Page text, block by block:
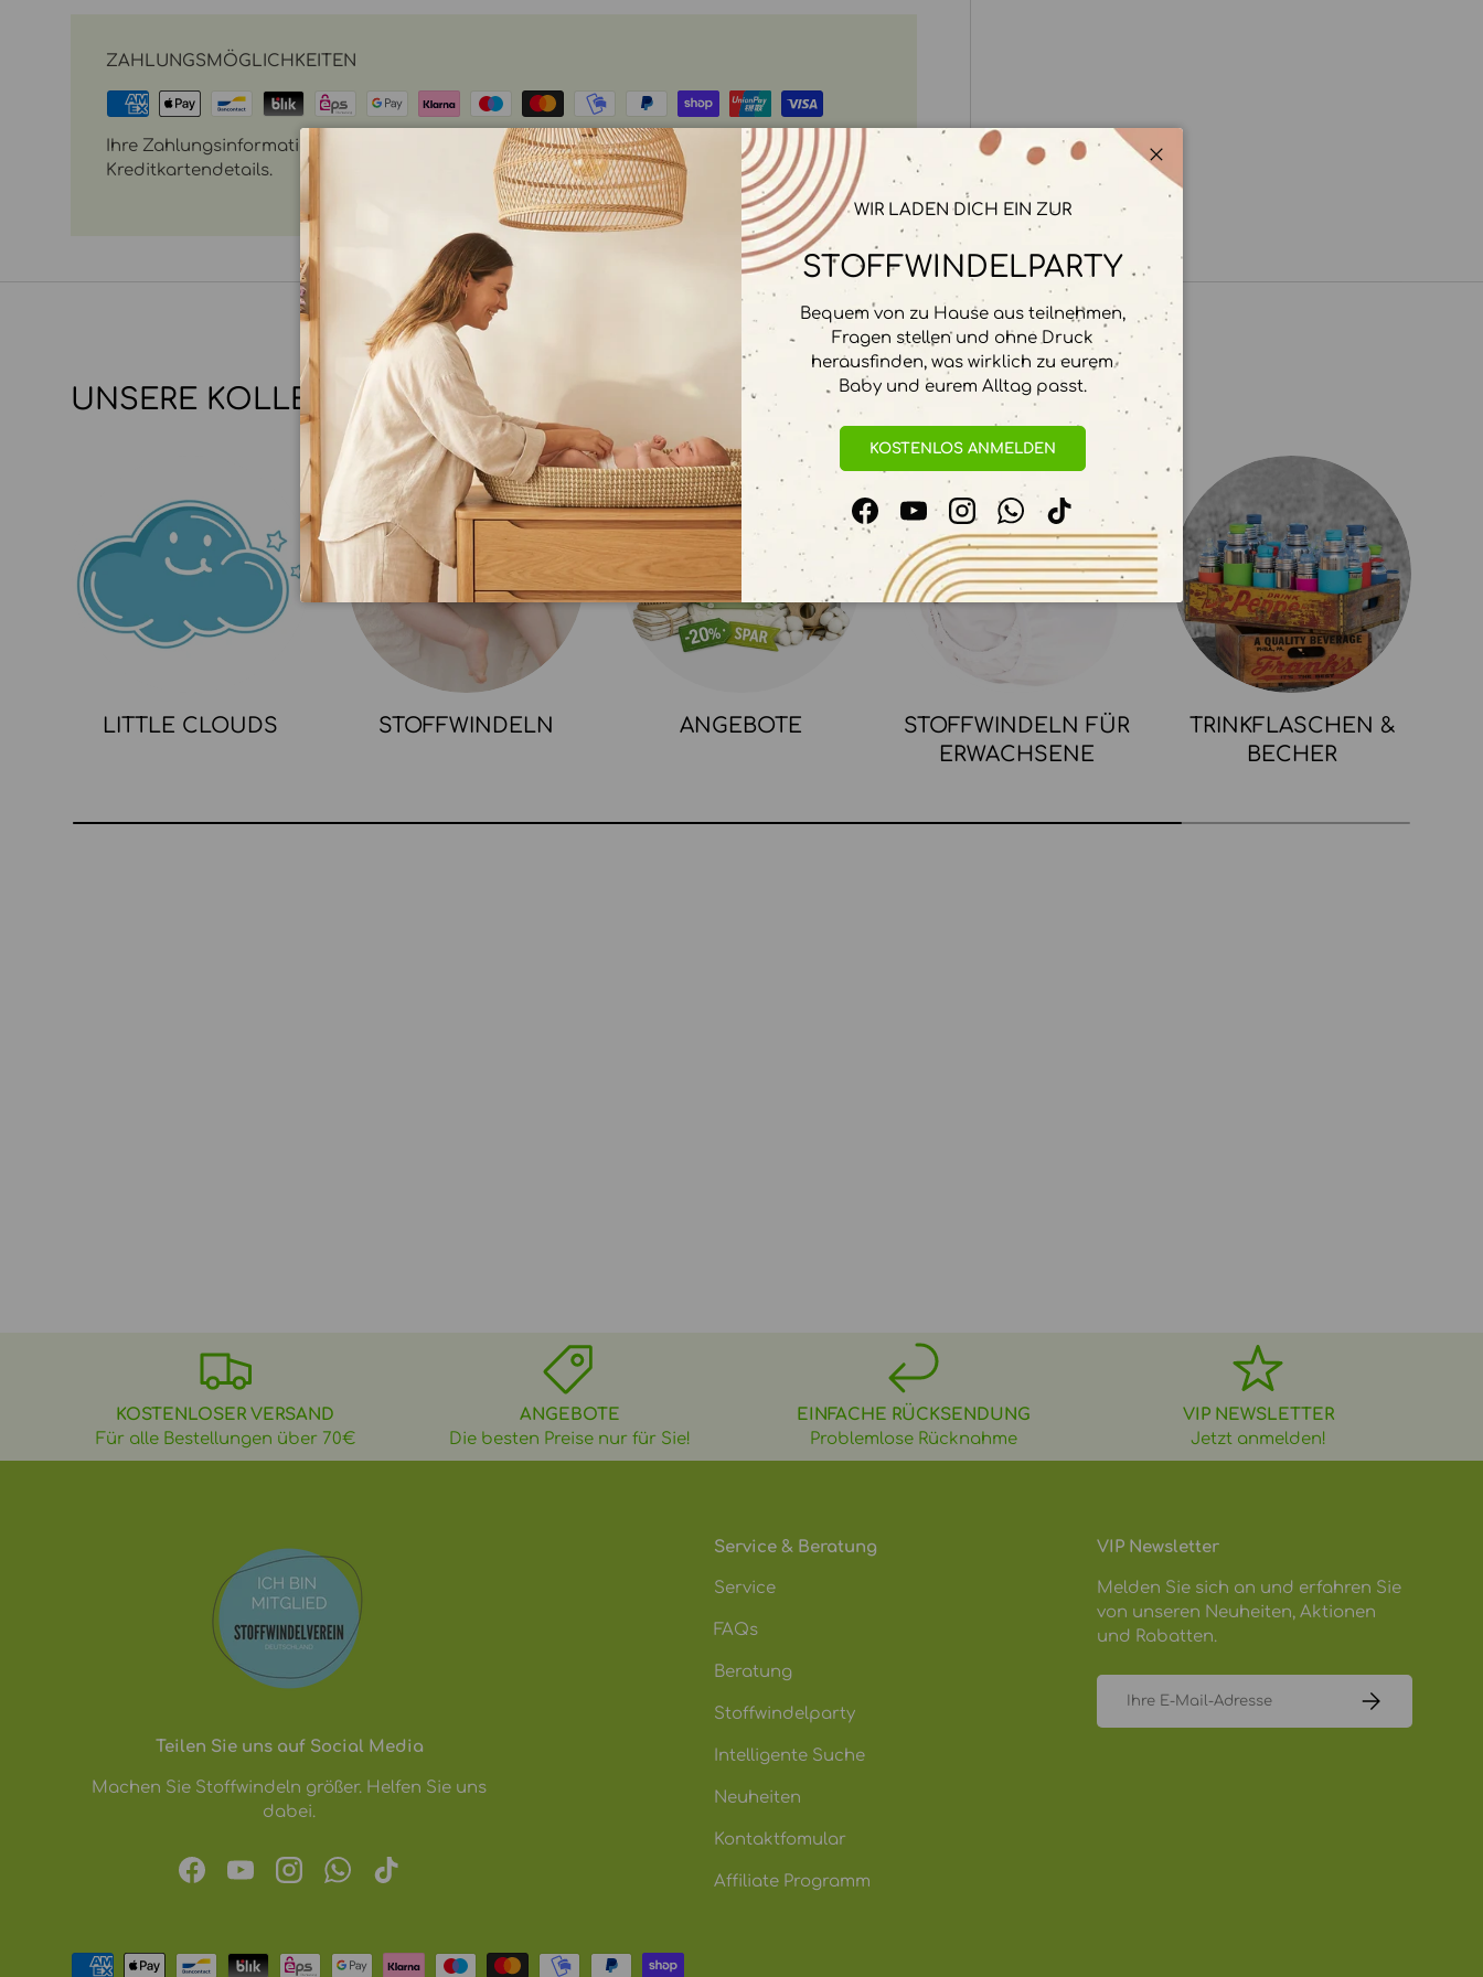
ZAHLUNGSMÖGLICHKEITEN
Ihre Zahlungsinformationen werden sicher verarbeitet. Wir speichern keine
Kreditkartendetails.
UNSERE KOLLEKTIONEN
LITTLE CLOUDS STOFFWINDELN ANGEBOTE
STOFFWINDELN FÜR
ERWACHSENE
TRINKFLASCHEN &
BECHER
Schließen
WIR LADEN DICH EIN ZUR
STOFFWINDELPARTY
Bequem von zu Hause aus teilnehmen,
Fragen stellen und ohne Druck
herausfinden, was wirklich zu eurem
Baby und eurem Alltag passt.
KOSTENLOS ANMELDEN
FacebookYouTubeInstagramWhatsApp
TikTok
KOSTENLOSER VERSAND
Für alle Bestellungen über 70€
ANGEBOTE
Die besten Preise nur für Sie!
EINFACHE RÜCKSENDUNG
Problemlose Rücknahme
VIP NEWSLETTER
Jetzt anmelden!
Teilen Sie uns auf Social Media
Machen Sie Stoffwindeln größer. Helfen Sie uns
dabei.
FacebookYouTubeInstagramWhatsApp
TikTok
Service & Beratung
Service
FAQs
Beratung
Stoffwindelparty
Intelligente Suche
Neuheiten
Kontaktfomular
Affiliate Programm
VIP Newsletter
Melden Sie sich an und erfahren Sie
von unseren Neuheiten, Aktionen
und Rabatten.
ABONNIEREN
Zahlungsmethoden